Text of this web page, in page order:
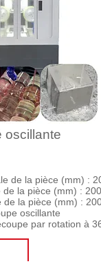
oscillante
de la pièce (mm) :
de la pièce (mm) : 200
de la pièce (mm) :
oscillante
par rotation à